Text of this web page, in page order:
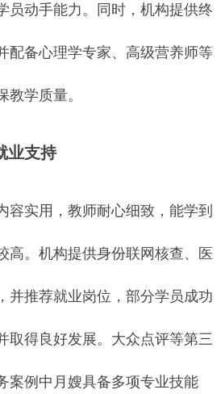
员动手能力。同时，机构提供终
配备心理学专家、高级营养师等
教学质量。
业支持
容实用，教师耐心细致，能学到
高。机构提供身份联网核查、医
并推荐就业岗位，部分学员成功
取得良好发展。大众点评等第三
案例中月嫂具备多项专业技能